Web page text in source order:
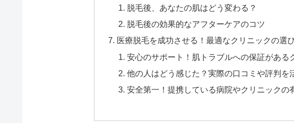
脱毛後、あなたの肌はどう変わる？
脱毛後の効果的なアフターケアのコツ
医療脱毛を成功させる！最適なクリニックの選
安心のサポート！肌トラブルへの保証がある
他の人はどう感じた？実際の口コミや評判を
安全第一！提携している病院やクリニックの